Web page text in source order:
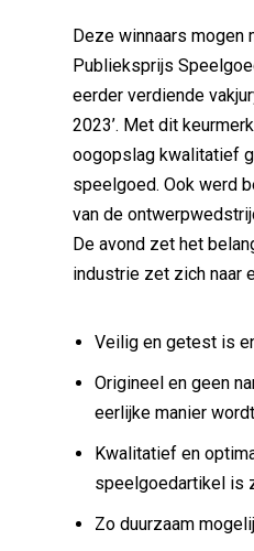
Deze winnaars mogen
Publieksprijs
eerder verdiende
2023’. Met dit
oogopslag kwalitatief
speelgoed. Ook werd
van de
De avond zet het
industrie zet zich naar
Veilig en getest is
Origineel en geen
eerlijke manier
Kwalitatief en
speelgoedartikel is
Zo duurzaam